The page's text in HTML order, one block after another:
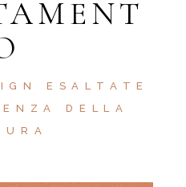
ESALTATE
DELLA